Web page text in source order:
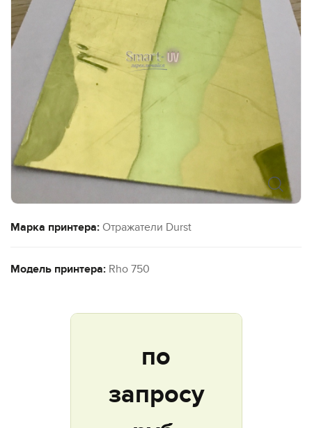
Марка принтера: Отражатели Durst
Модель принтера: Rho 750
по
запросу